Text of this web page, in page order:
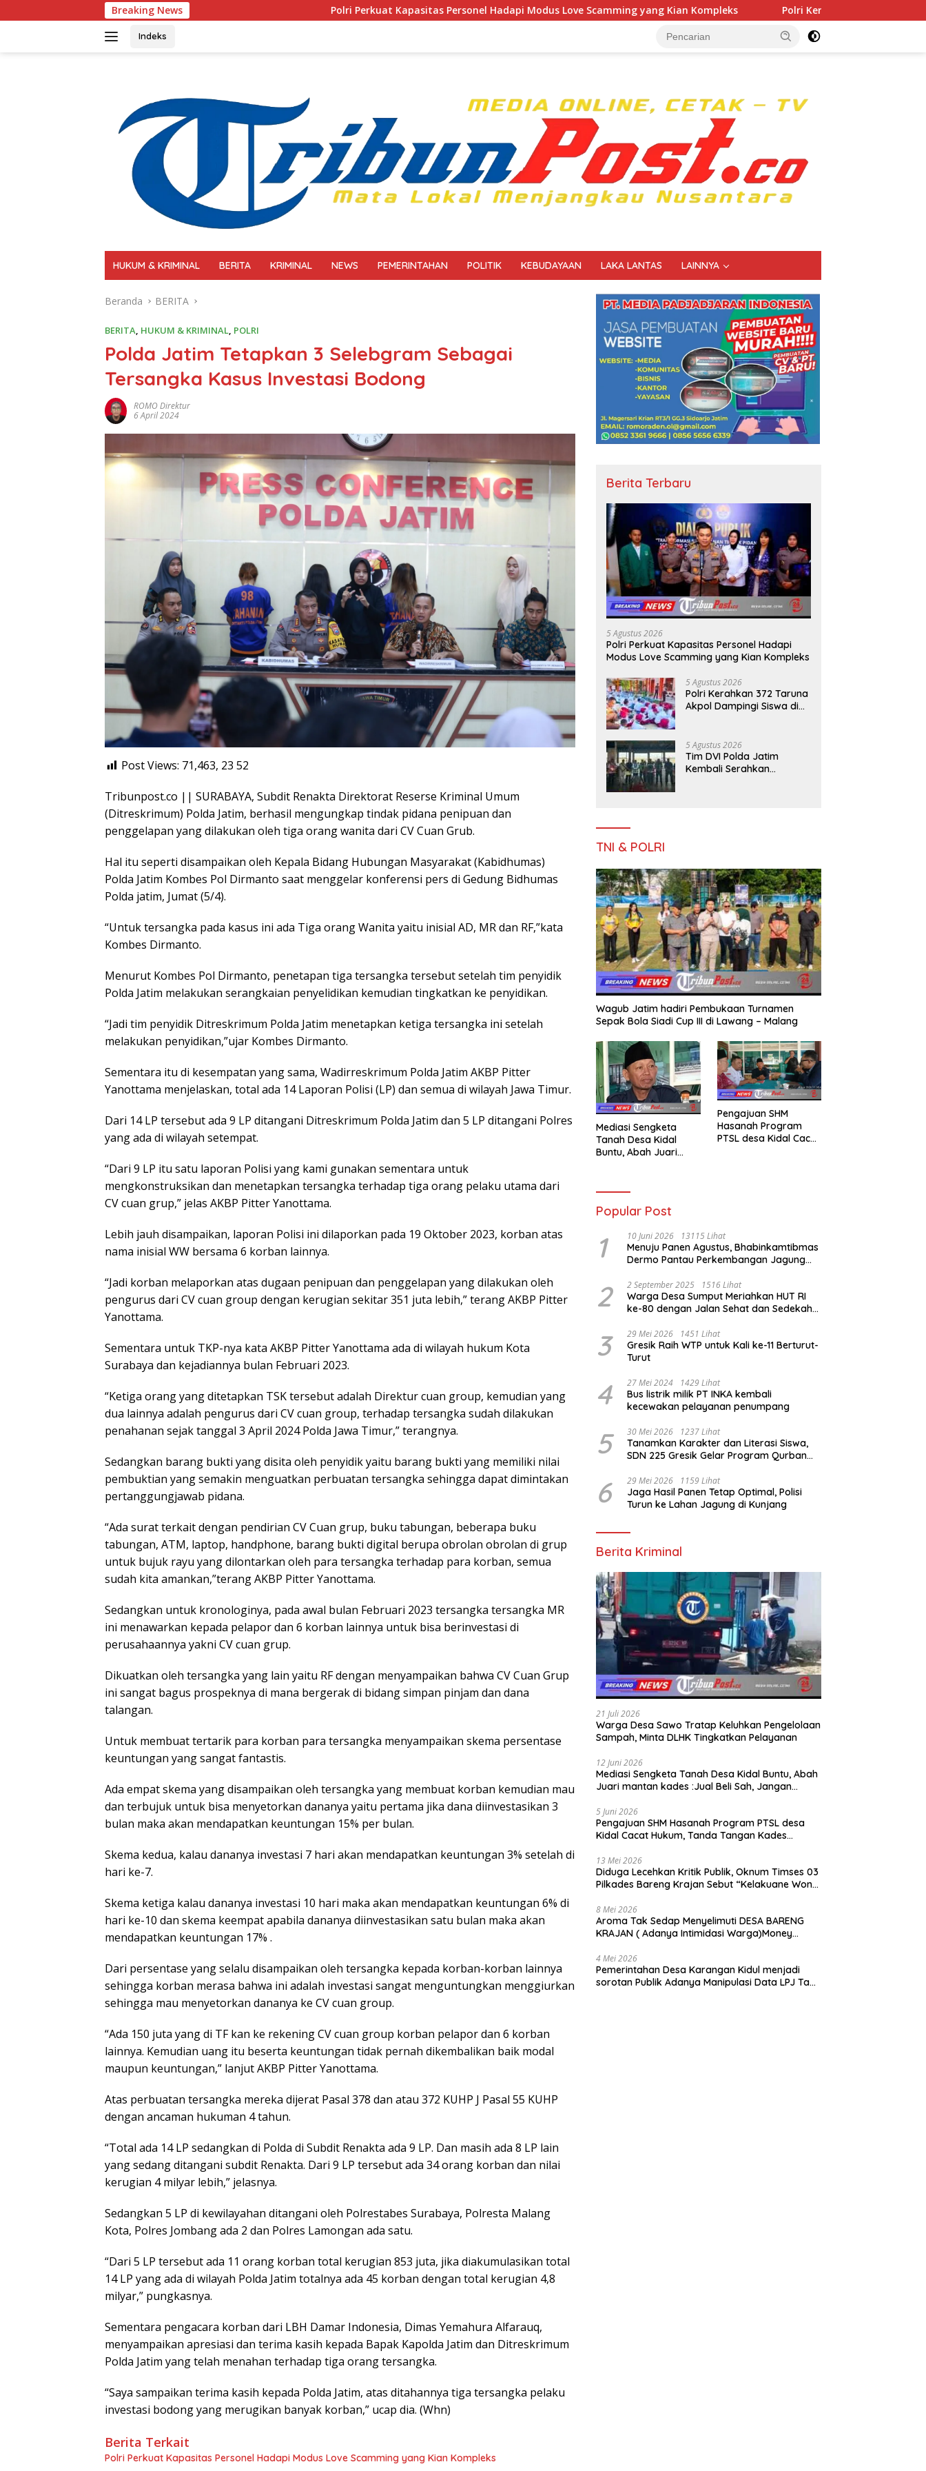
ke
Breaking News Polri Perkuat Kapasitas Personel Hadapi Modus Love Scamming yang Kian Kompleks Polri Kerahkan 372 Taruna Akpol Dampingi Siswa di
Indeks
HUKUM & KRIMINAL BERITA KRIMINAL NEWS PEMERINTAHAN POLITIK KEBUDAYAAN LAKA LANTAS LAINNYA
Beranda BERITA
BERITA, HUKUM & KRIMINAL, POLRI
Polda Jatim Tetapkan 3 Selebgram Sebagai
Tersangka Kasus Investasi Bodong
ROMO Direktur
6 April 2024
Post Views: 71,463, 23 52
Tribunpost.co || SURABAYA, Subdit Renakta Direktorat Reserse Kriminal Umum
(Ditreskrimum) Polda Jatim, berhasil mengungkap tindak pidana penipuan dan
penggelapan yang dilakukan oleh tiga orang wanita dari CV Cuan Grub.
Hal itu seperti disampaikan oleh Kepala Bidang Hubungan Masyarakat (Kabidhumas)
Polda Jatim Kombes Pol Dirmanto saat menggelar konferensi pers di Gedung Bidhumas
Polda jatim, Jumat (5/4).
“Untuk tersangka pada kasus ini ada Tiga orang Wanita yaitu inisial AD, MR dan RF,”kata
Kombes Dirmanto.
Menurut Kombes Pol Dirmanto, penetapan tiga tersangka tersebut setelah tim penyidik
Polda Jatim melakukan serangkaian penyelidikan kemudian tingkatkan ke penyidikan.
“Jadi tim penyidik Ditreskrimum Polda Jatim menetapkan ketiga tersangka ini setelah
melakukan penyidikan,”ujar Kombes Dirmanto.
Sementara itu di kesempatan yang sama, Wadirreskrimum Polda Jatim AKBP Pitter
Yanottama menjelaskan, total ada 14 Laporan Polisi (LP) dan semua di wilayah Jawa Timur.
Dari 14 LP tersebut ada 9 LP ditangani Ditreskrimum Polda Jatim dan 5 LP ditangani Polres
yang ada di wilayah setempat.
“Dari 9 LP itu satu laporan Polisi yang kami gunakan sementara untuk
mengkonstruksikan dan menetapkan tersangka terhadap tiga orang pelaku utama dari
CV cuan grup,” jelas AKBP Pitter Yanottama.
Lebih jauh disampaikan, laporan Polisi ini dilaporkan pada 19 Oktober 2023, korban atas
nama inisial WW bersama 6 korban lainnya.
“Jadi korban melaporkan atas dugaan penipuan dan penggelapan yang dilakukan oleh
pengurus dari CV cuan group dengan kerugian sekitar 351 juta lebih,” terang AKBP Pitter
Yanottama.
Sementara untuk TKP-nya kata AKBP Pitter Yanottama ada di wilayah hukum Kota
Surabaya dan kejadiannya bulan Februari 2023.
“Ketiga orang yang ditetapkan TSK tersebut adalah Direktur cuan group, kemudian yang
dua lainnya adalah pengurus dari CV cuan group, terhadap tersangka sudah dilakukan
penahanan sejak tanggal 3 April 2024 Polda Jawa Timur,” terangnya.
Sedangkan barang bukti yang disita oleh penyidik yaitu barang bukti yang memiliki nilai
pembuktian yang semakin menguatkan perbuatan tersangka sehingga dapat dimintakan
pertanggungjawab pidana.
“Ada surat terkait dengan pendirian CV Cuan grup, buku tabungan, beberapa buku
tabungan, ATM, laptop, handphone, barang bukti digital berupa obrolan obrolan di grup
untuk bujuk rayu yang dilontarkan oleh para tersangka terhadap para korban, semua
sudah kita amankan,”terang AKBP Pitter Yanottama.
Sedangkan untuk kronologinya, pada awal bulan Februari 2023 tersangka tersangka MR
ini menawarkan kepada pelapor dan 6 korban lainnya untuk bisa berinvestasi di
perusahaannya yakni CV cuan grup.
Dikuatkan oleh tersangka yang lain yaitu RF dengan menyampaikan bahwa CV Cuan Grup
ini sangat bagus prospeknya di mana bergerak di bidang simpan pinjam dan dana
talangan.
Untuk membuat tertarik para korban para tersangka menyampaikan skema persentase
keuntungan yang sangat fantastis.
Ada empat skema yang disampaikan oleh tersangka yang membuat korban kemudian mau
dan terbujuk untuk bisa menyetorkan dananya yaitu pertama jika dana diinvestasikan 3
bulan maka akan mendapatkan keuntungan 15% per bulan.
Skema kedua, kalau dananya investasi 7 hari akan mendapatkan keuntungan 3% setelah di
hari ke-7.
Skema ketiga kalau dananya investasi 10 hari maka akan mendapatkan keuntungan 6% di
hari ke-10 dan skema keempat apabila dananya diinvestasikan satu bulan maka akan
mendapatkan keuntungan 17% .
Dari persentase yang selalu disampaikan oleh tersangka kepada korban-korban lainnya
sehingga korban merasa bahwa ini adalah investasi sangat menguntungkan menggiurkan
sehingga mau menyetorkan dananya ke CV cuan group.
“Ada 150 juta yang di TF kan ke rekening CV cuan group korban pelapor dan 6 korban
lainnya. Kemudian uang itu beserta keuntungan tidak pernah dikembalikan baik modal
maupun keuntungan,” lanjut AKBP Pitter Yanottama.
Atas perbuatan tersangka mereka dijerat Pasal 378 dan atau 372 KUHP J Pasal 55 KUHP
dengan ancaman hukuman 4 tahun.
“Total ada 14 LP sedangkan di Polda di Subdit Renakta ada 9 LP. Dan masih ada 8 LP lain
yang sedang ditangani subdit Renakta. Dari 9 LP tersebut ada 34 orang korban dan nilai
kerugian 4 milyar lebih,” jelasnya.
Sedangkan 5 LP di kewilayahan ditangani oleh Polrestabes Surabaya, Polresta Malang
Kota, Polres Jombang ada 2 dan Polres Lamongan ada satu.
“Dari 5 LP tersebut ada 11 orang korban total kerugian 853 juta, jika diakumulasikan total
14 LP yang ada di wilayah Polda Jatim totalnya ada 45 korban dengan total kerugian 4,8
milyar,” pungkasnya.
Sementara pengacara korban dari LBH Damar Indonesia, Dimas Yemahura Alfarauq,
menyampaikan apresiasi dan terima kasih kepada Bapak Kapolda Jatim dan Ditreskrimum
Polda Jatim yang telah menahan terhadap tiga orang tersangka.
“Saya sampaikan terima kasih kepada Polda Jatim, atas ditahannya tiga tersangka pelaku
investasi bodong yang merugikan banyak korban,” ucap dia. (Whn)
Berita Terkait
Polri Perkuat Kapasitas Personel Hadapi Modus Love Scamming yang Kian Kompleks
Berita Terbaru
5 Agustus 2026
Polri Perkuat Kapasitas Personel Hadapi
Modus Love Scamming yang Kian Kompleks
5 Agustus 2026
Polri Kerahkan 372 Taruna
Akpol Dampingi Siswa di
TNI
5 Agustus 2026
Tim DVI Polda Jatim
Kembali Serahkan
TNI & POLRI
Wagub Jatim hadiri Pembukaan Turnamen
Sepak Bola Siadi Cup III di Lawang – Malang
Mediasi Sengketa
Tanah Desa Kidal
Buntu, Abah Juari
Jadikan Kesalahan
Membatalkan Hak
Pengajuan SHM
Hasanah Program
PTSL desa Kidal Cacat
Popular Post
1 10 Juni 2026 13115 Lihat
Menuju Panen Agustus, Bhabinkamtibmas
Dermo Pantau Perkembangan Jagung
2 2 September 2025 1516 Lihat
Warga Desa Sumput Meriahkan HUT RI
ke-80 dengan Jalan Sehat dan Sedekah
3 29 Mei 2026 1451 Lihat
Gresik Raih WTP untuk Kali ke-11 Berturut-
Turut
4 27 Mei 2024 1429 Lihat
Bus listrik milik PT INKA kembali
kecewakan pelayanan penumpang
5 30 Mei 2026 1237 Lihat
Tanamkan Karakter dan Literasi Siswa,
SDN 225 Gresik Gelar Program Qurban
6 29 Mei 2026 1159 Lihat
Jaga Hasil Panen Tetap Optimal, Polisi
Turun ke Lahan Jagung di Kunjang
Berita Kriminal
21 Juli 2026
Warga Desa Sawo Tratap Keluhkan Pengelolaan
Sampah, Minta DLHK Tingkatkan Pelayanan
12 Juni 2026
Mediasi Sengketa Tanah Desa Kidal Buntu, Abah
Juari mantan kades :Jual Beli Sah, Jangan
Membatalkan Hak Warga.
5 Juni 2026
Pengajuan SHM Hasanah Program PTSL desa
Kidal Cacat Hukum, Tanda Tangan Kades
13 Mei 2026
Diduga Lecehkan Kritik Publik, Oknum Timses 03
Pilkades Bareng Krajan Sebut “Kelakuane Wong
8 Mei 2026
Aroma Tak Sedap Menyelimuti DESA BARENG
KRAJAN ( Adanya Intimidasi Warga)Money
4 Mei 2026
Pemerintahan Desa Karangan Kidul menjadi
sorotan Publik Adanya Manipulasi Data LPJ Ta